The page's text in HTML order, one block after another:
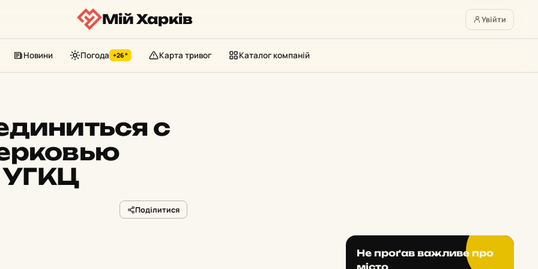
Мій Харків Увійти
Новини Погода +26° Карта тривог Каталог компаній
с
УГКЦ
Поділитися
Не проґав важливе про